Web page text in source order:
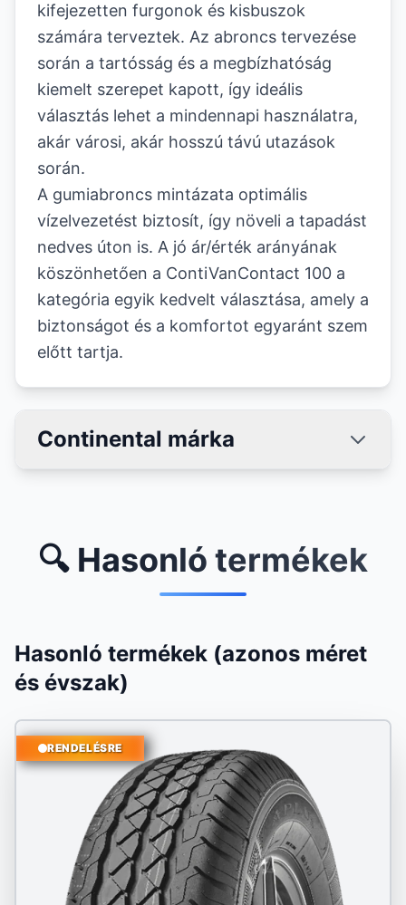
kifejezetten furgonok és kisbuszok
számára terveztek. Az abroncs tervezése
során a tartósság és a megbízhatóság
kiemelt szerepet kapott, így ideális
választás lehet a mindennapi használatra,
akár városi, akár hosszú távú utazások
során.
A gumiabroncs mintázata optimális
vízelvezetést biztosít, így növeli a tapadást
nedves úton is. A jó ár/érték arányának
köszönhetően a ContiVanContact 100 a
kategória egyik kedvelt választása, amely a
biztonságot és a komfortot egyaránt szem
előtt tartja.
Continental márka
🔍 Hasonló termékek
Hasonló termékek (azonos méret
és évszak)
RENDELÉSRE